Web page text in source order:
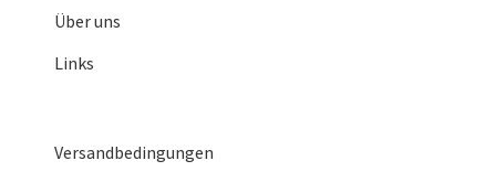
Über uns
Links
Versandbedingungen